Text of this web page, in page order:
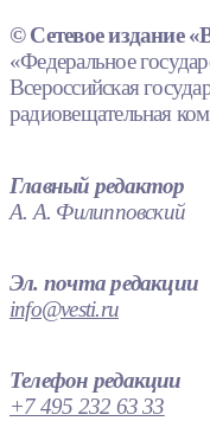
© Сетевое издание
«Федеральное
Всероссийская
радиовещательная
Главный редактор
А. А. Филипповский
Эл. почта редакции
info@vesti.ru
Телефон редакции
+7 495 232 63 33